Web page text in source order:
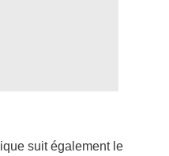
suit également le